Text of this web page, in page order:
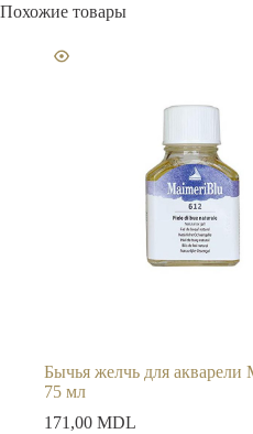
Похожие товары
Бычья желчь для акварели
75 мл
171,00 MDL